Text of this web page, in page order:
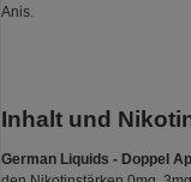
Anis.
Inhalt und
German Liquids - Doppel